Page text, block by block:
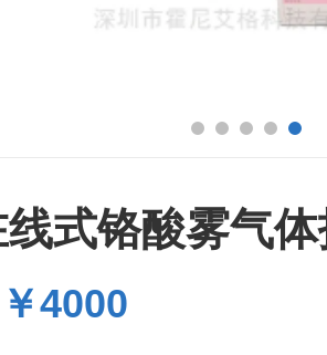
线式铬酸雾气
￥4000